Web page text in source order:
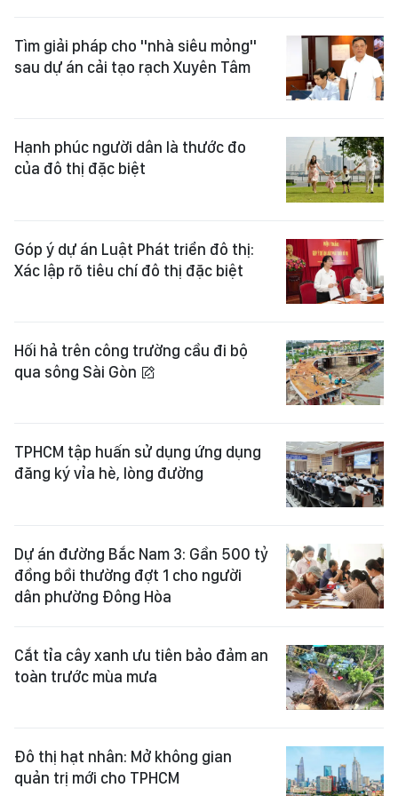
Tìm giải pháp cho "nhà siêu mỏng"
sau dự án cải tạo rạch Xuyên Tâm
Hạnh phúc người dân là thước đo
của đô thị đặc biệt
Góp ý dự án Luật Phát triển đô thị:
Xác lập rõ tiêu chí đô thị đặc biệt
Hối hả trên công trường cầu đi bộ
qua sông Sài Gòn
TPHCM tập huấn sử dụng ứng dụng
đăng ký vỉa hè, lòng đường
Dự án đường Bắc Nam 3: Gần 500 tỷ
đồng bồi thường đợt 1 cho người
dân phường Đông Hòa
Cắt tỉa cây xanh ưu tiên bảo đảm an
toàn trước mùa mưa
Đô thị hạt nhân: Mở không gian
quản trị mới cho TPHCM